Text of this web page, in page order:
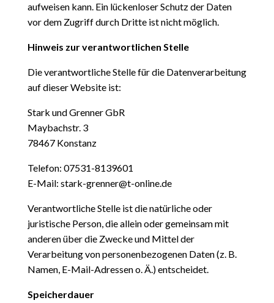
aufweisen kann. Ein lückenloser Schutz der Daten
vor dem Zugriff durch Dritte ist nicht möglich.
Hinweis zur verantwortlichen Stelle
Die verantwortliche Stelle für die Datenverarbeitung
auf dieser Website ist:
Stark und Grenner GbR
Maybachstr. 3
78467 Konstanz
Telefon: 07531-8139601
E-Mail: stark-grenner@t-online.de
Verantwortliche Stelle ist die natürliche oder
juristische Person, die allein oder gemeinsam mit
anderen über die Zwecke und Mittel der
Verarbeitung von personenbezogenen Daten (z. B.
Namen, E-Mail-Adressen o. Ä.) entscheidet.
Speicherdauer